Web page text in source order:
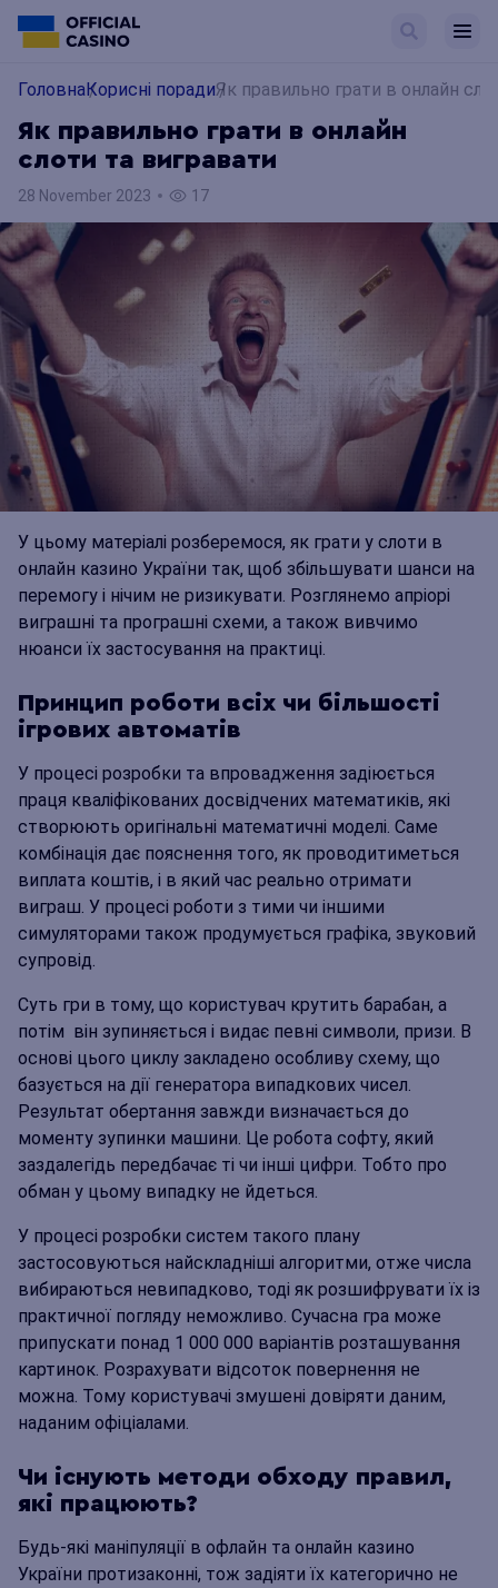
ГоловнаКорисні порадиЯк правильно грати в онлайн
Як правильно грати в онлайн
слоти та вигравати
28 November 2023 17
У цьому матеріалі розберемося, як грати у слоти в
онлайн казино України так, щоб збільшувати шанси на
перемогу і нічим не ризикувати. Розглянемо апріорі
виграшні та програшні схеми, а також вивчимо
нюанси їх застосування на практиці.
Принцип роботи всіх чи більшості
ігрових автоматів
У процесі розробки та впровадження задіюється
праця кваліфікованих досвідчених математиків, які
створюють оригінальні математичні моделі. Саме
комбінація дає пояснення того, як проводитиметься
виплата коштів, і в який час реально отримати
виграш. У процесі роботи з тими чи іншими
симуляторами також продумується графіка, звуковий
супровід.
Суть гри в тому, що користувач крутить барабан, а
потім він зупиняється і видає певні символи, призи. В
основі цього циклу закладено особливу схему, що
базується на дії генератора випадкових чисел.
Результат обертання завжди визначається до
моменту зупинки машини. Це робота софту, який
заздалегідь передбачає ті чи інші цифри. Тобто про
обман у цьому випадку не йдеться.
У процесі розробки систем такого плану
застосовуються найскладніші алгоритми, отже числа
вибираються невипадково, тоді як розшифрувати їх із
практичної погляду неможливо. Сучасна гра може
припускати понад 1 000 000 варіантів розташування
картинок. Розрахувати відсоток повернення не
можна. Тому користувачі змушені довіряти даним,
наданим офіціалами.
Чи існують методи обходу правил,
які працюють?
Будь-які маніпуляції в офлайн та онлайн казино
України протизаконні, тож задіяти їх категорично не